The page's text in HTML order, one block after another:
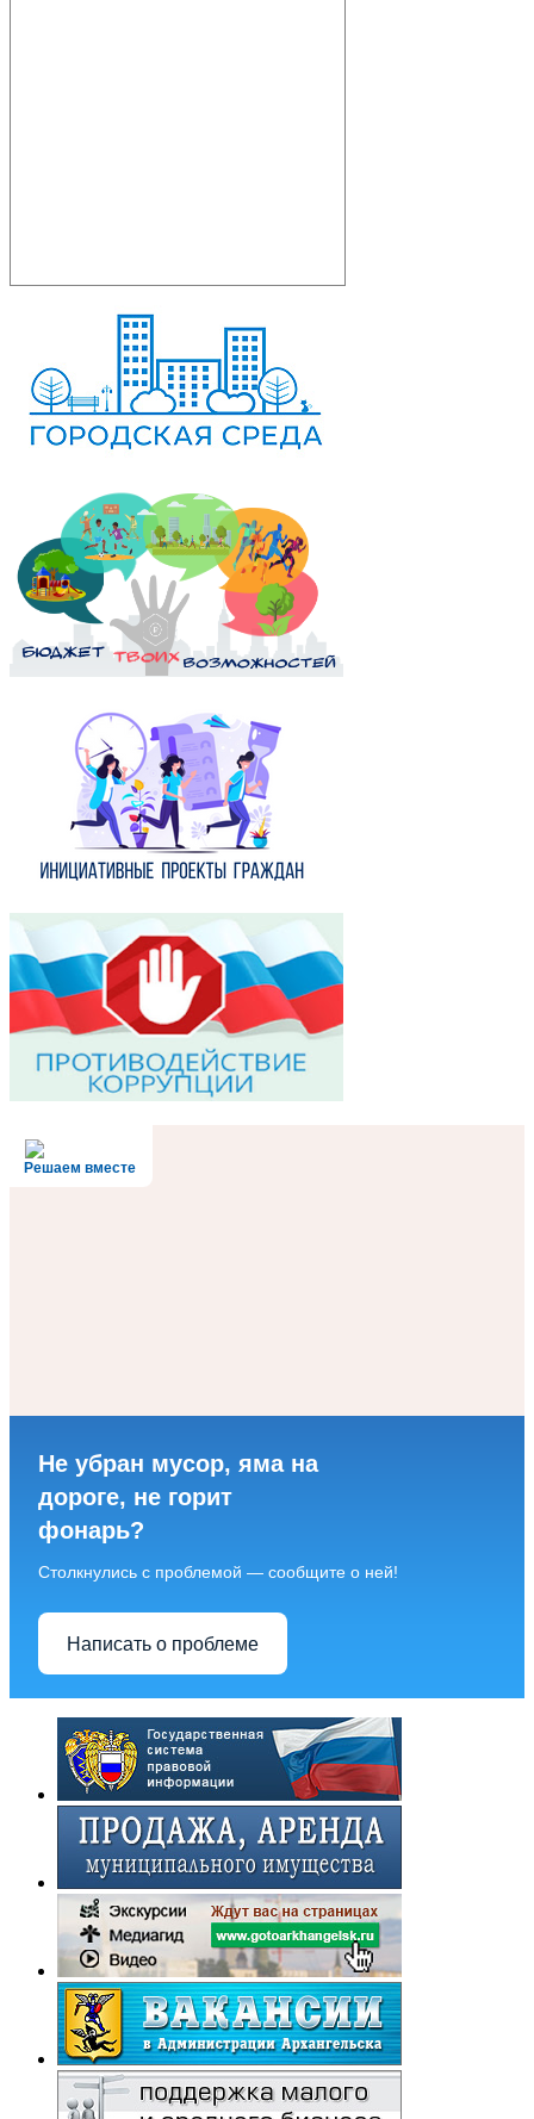
Решаем вместе
Не убран мусор, яма на
дороге, не горит
фонарь?
Столкнулись с проблемой — сообщите о ней!
Написать о проблеме